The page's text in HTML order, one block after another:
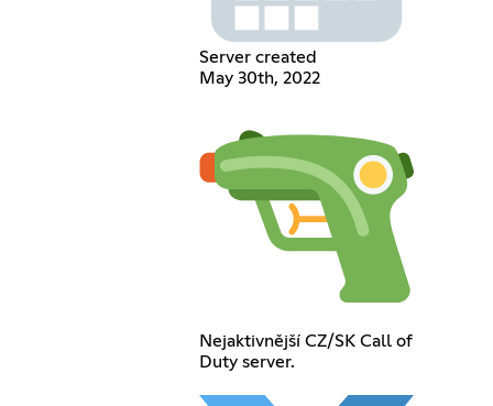
Server created
May 30th, 2022
Nejaktivnější CZ/SK Call of
Duty server.